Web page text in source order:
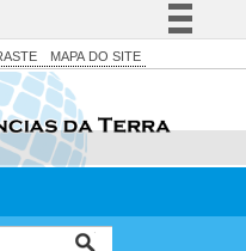
Simplifique!
Comunica BR
Participe
Acesso à informação
Canais
MAPA DO SITE